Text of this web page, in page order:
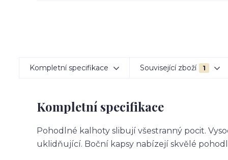
Kompletní specifikace Související zboží 1
Kompletní specifikace
Pohodlné kalhoty slibují všestranný pocit.
uklidňující. Boční kapsy nabízejí skvělé